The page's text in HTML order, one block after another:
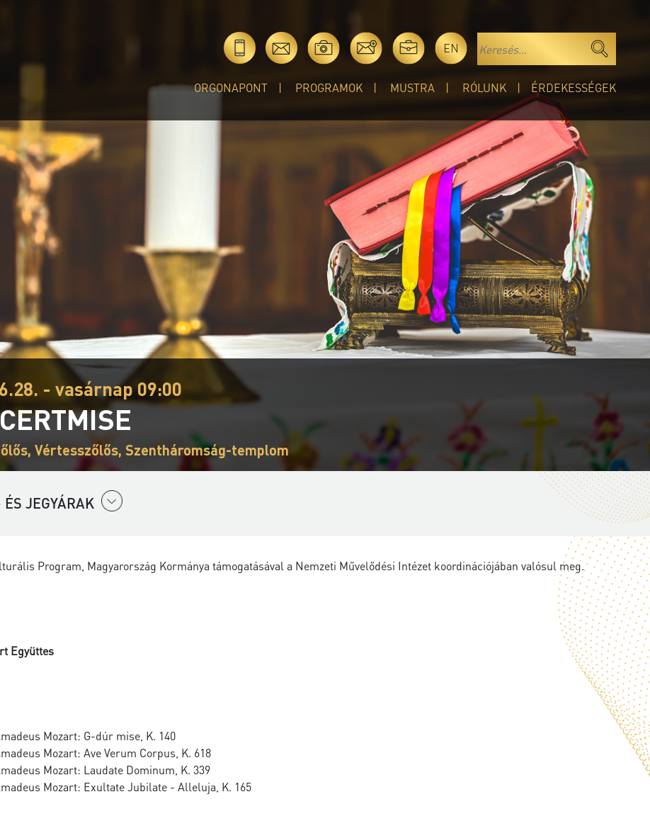
EN
ORGONAPONT PROGRAMOK MUSTRA RÓLUNK ÉRDEKESSÉGEK
- vasárnap 09:00
Vértesszőlős, Szentháromság-templom
JEGYÁRAK
Program, Magyarország Kormánya támogatásával a Nemzeti Művelődési Intézet koordinációjában valósul meg.
Együttes
Mozart: G-dúr mise, K. 140
Mozart: Ave Verum Corpus, K. 618
Mozart: Laudate Dominum, K. 339
Mozart: Exultate Jubilate - Alleluja, K. 165